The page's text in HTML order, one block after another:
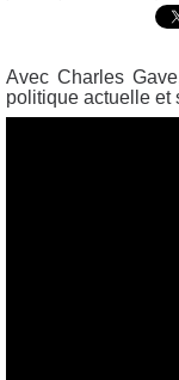
Avec Charles
politique actuelle et